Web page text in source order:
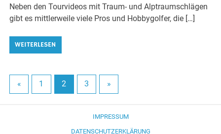
Neben den Tourvideos mit Traum- und Alptraumschlägen
gibt es mittlerweile viele Pros und Hobbygolfer, die […]
WEITERLESEN
« 1 2 3 »
IMPRESSUM
DATENSCHUTZERKLÄRUNG